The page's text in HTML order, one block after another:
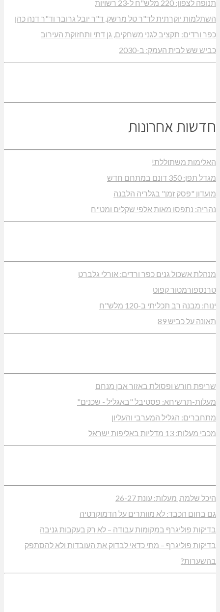
תנופה לצפון: 220 מלש"ח ל-23 רשויות
השתלמות יוקרתית לד"ר טל מרשק, ד"ר יובל גרובר וד"ר דנה כהן
כפר ורדים: תקציב לגני משחקים, גן דתי ותחזוקת העירוב
כביש שש לבית העמק: ב-2030
חדשות אחרונות
האלימות משתוללת!
מגדל תפן: 350 דונם במתחם חדש
מועדון "פסק זמן" בגלריה הלבנה
נהריה: נתפסו מאות אלפי שקלים ומט"ח
מנהלת אשכול גנים כפר ורדים: אורלי גלברט
טרנספורמטור קפוט
ינוח: מבנה רב תכליתי ב-120 מלש"ח
תאונה על כביש 89
שריפת חורש ופסולת באזור אבן מנחם
מעלות-תרשיחא: פסטיבל "באגליל - שכנים"
מתחברים: הגליל המערבי והעליון
מכבי מעלות: 13 מדליות באליפות ישראל
היכל שלמה, מעלות: עונת 26-27
גם בחום הכבד: לא מוותרים על הדמוקרטיה
בדיקות פוליגרף במקומות עבודה – לא רק בעקבות גניבה
בדיקות פוליגרף – מתי כדאי לבדוק את העובדות ולא להסתפק
בהשערות?